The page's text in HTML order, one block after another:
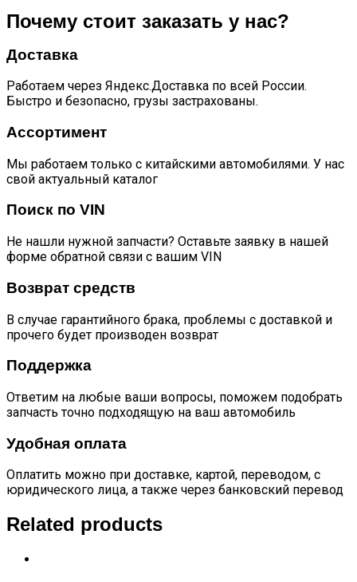
Почему стоит заказать у нас?
Доставка
Работаем через Яндекс.Доставка по всей России.
Быстро и безопасно, грузы застрахованы.
Ассортимент
Мы работаем только с китайскими автомобилями. У нас
свой актуальный каталог
Поиск по VIN
Не нашли нужной запчасти? Оставьте заявку в нашей
форме обратной связи с вашим VIN
Возврат средств
В случае гарантийного брака, проблемы с доставкой и
прочего будет производен возврат
Поддержка
Ответим на любые ваши вопросы, поможем подобрать
запчасть точно подходящую на ваш автомобиль
Удобная оплата
Оплатить можно при доставке, картой, переводом, с
юридического лица, а также через банковский перевод
Related products